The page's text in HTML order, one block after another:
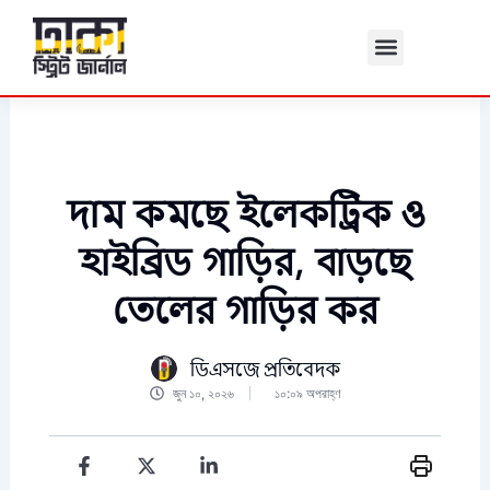
Skip
content
দাম কমছে ইলেকট্রিক ও
হাইব্রিড গাড়ির, বাড়ছে
তেলের গাড়ির কর
ডিএসজে প্রতিবেদক
জুন ১০, ২০২৬ ১০:০৯ অপরাহ্ণ
F
a
X
-
i
I
n
Y
o
h